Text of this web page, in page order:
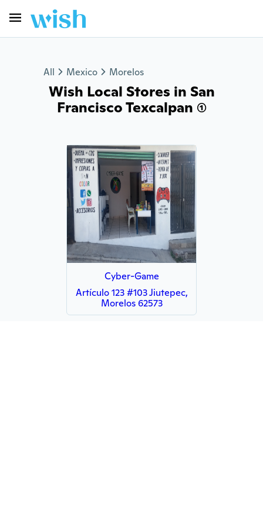
All Mexico Morelos
Wish Local Stores in San
Francisco Texcalpan (1)
Cyber-Game
Artículo 123 #103 Jiutepec,
Morelos 62573